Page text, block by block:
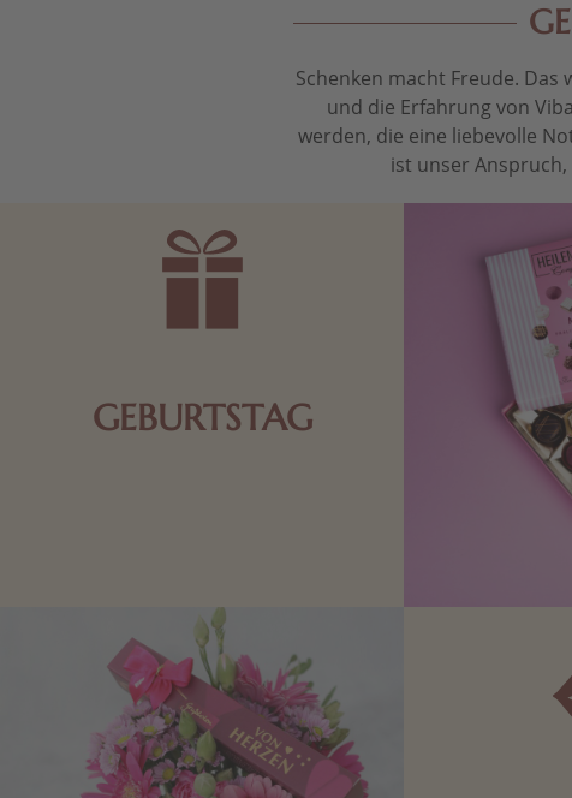
Schenken macht Freude.
und die Erfahrung von
werden, die eine liebevolle
ist unser Anspruch,
GEBURTSTAG